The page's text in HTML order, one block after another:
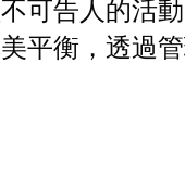
可告人的活動
平衡，透過